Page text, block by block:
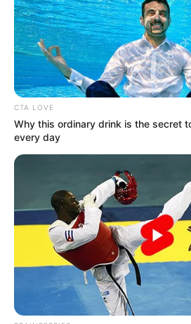
CTA LOVE
Why this ordinary drink is the secret
every day